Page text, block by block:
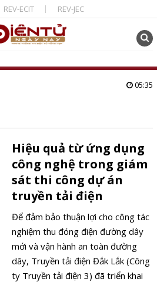
REV-ECIT REV-JEC
05:35
Hiệu quả từ ứng dụng
công nghệ trong giám
sát thi công dự án
truyền tải điện
Để đảm bảo thuận lợi cho công tác
nghiệm thu đóng điện đường dây
mới và vận hành an toàn đường
dây, Truyền tải điện Đắk Lắk (Công
ty Truyền tải điện 3) đã triển khai